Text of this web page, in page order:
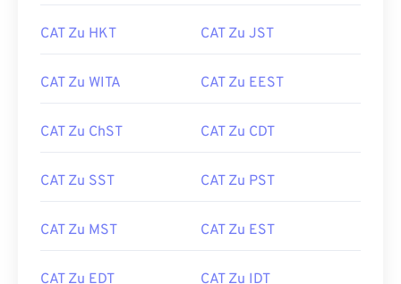
CAT Zu HKT CAT Zu JST
CAT Zu WITA CAT Zu EEST
CAT Zu ChST CAT Zu CDT
CAT Zu SST CAT Zu PST
CAT Zu MST CAT Zu EST
CAT Zu EDT CAT Zu IDT